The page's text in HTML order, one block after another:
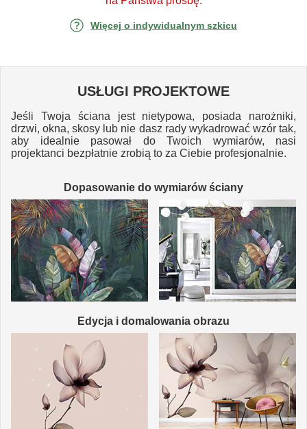
Więcej o indywidualnym szkicu
USŁUGI PROJEKTOWE
Jeśli Twoja ściana jest nietypowa, posiada narożniki,
drzwi, okna, skosy lub nie dasz rady wykadrować wzór tak,
aby idealnie pasował do Twoich wymiarów, nasi
projektanci bezpłatnie zrobią to za Ciebie profesjonalnie.
Dopasowanie do wymiarów ściany
Edycja i domalowania obrazu